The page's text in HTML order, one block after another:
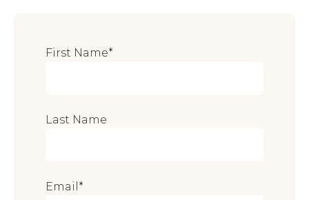
First Name*
Last Name
Email *